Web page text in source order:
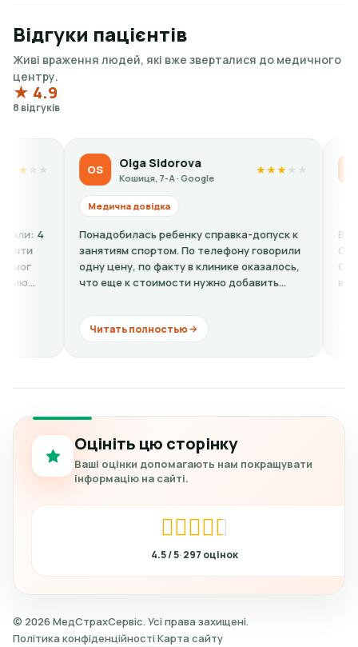
Відгуки пацієнтів
Живі враження людей, які вже зверталися до медичного
центру.
★ 4.9
8 відгуків
OS Olga Sidorova
Кошиця, 7-А · Google
★★
Медична довідка
Понадобилась ребенку справка-допуск к
занятиям спортом. По телефону говорили
одну цену, по факту в клинике оказалось,
что еще к стоимости нужно добавить
Читать полностью
KP
Кошиця, 7-
Все вежливые,
О. - ужасный
Отчитывает за
видит, дерзит,
Оцініть цю сторінку
Ваші оцінки допомагають нам покращувати
інформацію на сайті.
4.5 297
© 2026 МедСтрахСервіс. Усі права захищені.
Політика конфіденційності Карта сайту